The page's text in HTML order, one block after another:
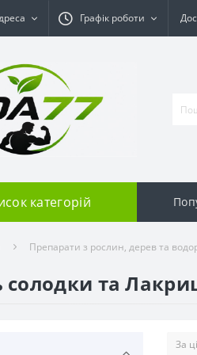
Графік роботи
категорій
Препарати з рослин, дерев та
солодки та